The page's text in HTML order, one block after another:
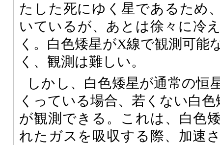
たした死にゆく星であるため
いているが、あとは徐々に冷
く。白色矮星がX線で観測可能
く、観測は難しい。
しかし、白色矮星が通常の恒
くっている場合、若くない白
が観測できる。これは、白色
れたガスを吸収する際、加速